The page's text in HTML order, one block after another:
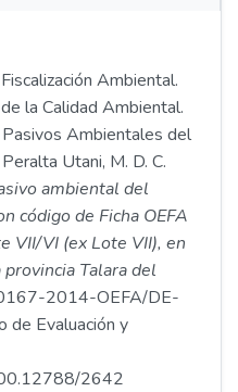
Ambiental.
la Calidad Ambiental.
Ambientales del
Utani, M. D. C.
ambiental del
código de Ficha OEFA
VII/VI (ex Lote VII), en
Talara del
2014-OEFA/DE-
de Evaluación y
2642